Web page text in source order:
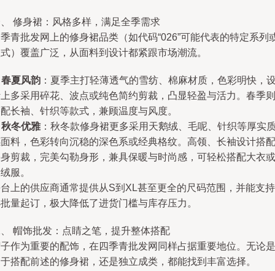
修身裙：风格多样，满足全季需求
青批发网上的修身裙品类（如代码“026”可能代表的特定系列
）覆盖广泛，从面料到设计都紧跟市场潮流。
春夏风韵 ：夏季主打轻薄透气的雪纺、棉麻材质，色彩明快，
多采用碎花、波点或纯色简约剪裁，凸显轻盈与活力。春季则
长袖、针织等款式，兼顾温度与风度。
秋冬优雅：秋冬款修身裙更多采用天鹅绒、毛呢、针织等厚实
料，色彩转向沉稳的深色系或经典格纹。高领、长袖设计搭配
剪裁，完美勾勒身形，兼具保暖与时尚感，可轻松搭配大衣或
服。
上的供应商通常提供从S到XL甚至更全的尺码范围，并能支持
量起订，极大降低了进货门槛与库存压力。
帽饰批发：点睛之笔，提升整体搭配
作为重要的配饰，在四季青批发网同样占据重要地位。无论是
搭配前述的修身裙，还是独立成类，都能找到丰富选择。